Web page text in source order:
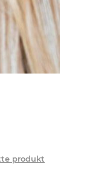
produkt